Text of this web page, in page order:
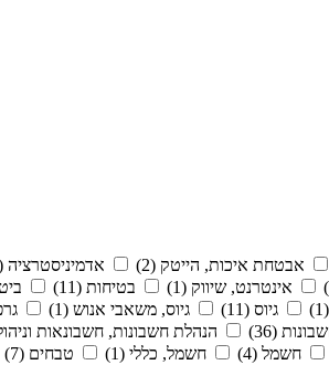
אבטחת איכות, הייטק (2) אדמיניסטרציה
אינטרנט, שיווק (1) בטיחות (11)
גיוס (11) גיוס, משאבי אנוש (1)
(36) הנהלת חשבונות, חשבונאות
חשמל (4) חשמל, כללי (1) טבחים (7)